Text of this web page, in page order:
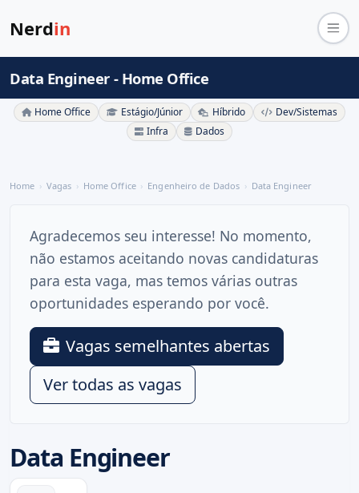
Nerdin
Data Engineer - Home Office
Home Office Estágio/Júnior Híbrido
Dev/Sistemas
Infra
Dados
Home Vagas Home Office Engenheiro de Dados Data Engineer
Data Engineer
Agradecemos seu interesse! No momento,
não estamos aceitando novas candidaturas
para esta vaga, mas temos várias outras
oportunidades esperando por você.
Vagas semelhantes abertas
Ver todas as vagas